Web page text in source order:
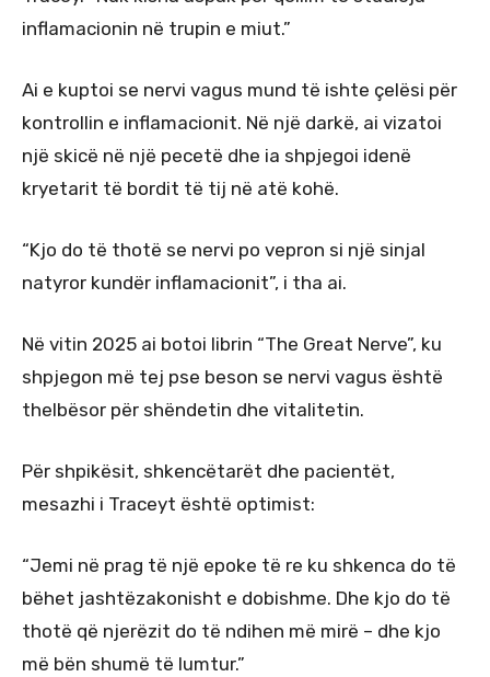
inflamacionin në trupin e miut.”
Ai e kuptoi se nervi vagus mund të ishte çelësi për
kontrollin e inflamacionit. Në një darkë, ai vizatoi
një skicë në një pecetë dhe ia shpjegoi idenë
kryetarit të bordit të tij në atë kohë.
“Kjo do të thotë se nervi po vepron si një sinjal
natyror kundër inflamacionit”, i tha ai.
Në vitin 2025 ai botoi librin “The Great Nerve”, ku
shpjegon më tej pse beson se nervi vagus është
thelbësor për shëndetin dhe vitalitetin.
Për shpikësit, shkencëtarët dhe pacientët,
mesazhi i Traceyt është optimist:
“Jemi në prag të një epoke të re ku shkenca do të
bëhet jashtëzakonisht e dobishme. Dhe kjo do të
thotë që njerëzit do të ndihen më mirë – dhe kjo
më bën shumë të lumtur.”